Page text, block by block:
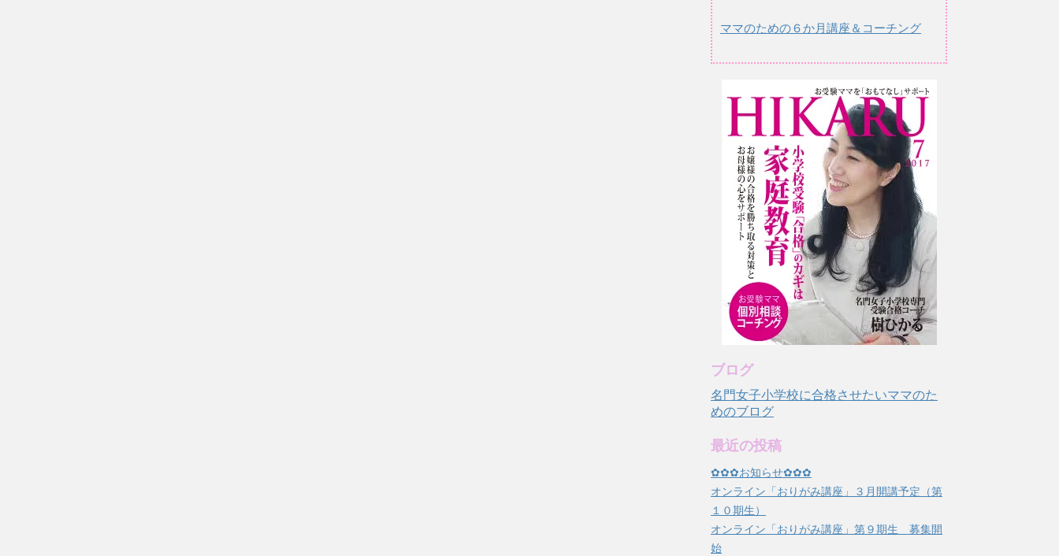
ママのための６か月講座＆コーチング
ブログ
名門女子小学校に合格させたいママのた
めのブログ
最近の投稿
✿✿✿お知らせ✿✿✿
オンライン「おりがみ講座」３月開講予定（第
１０期生）
オンライン「おりがみ講座」第９期生 募集開
始